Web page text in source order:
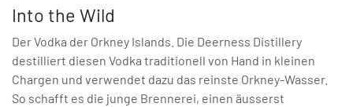
Into the Wild
Der Vodka der Orkney Islands. Die Deerness Distillery
destilliert diesen Vodka traditionell von Hand in kleinen
Chargen und verwendet dazu das reinste Orkney-Wasser.
So schafft es die junge Brennerei, einen äusserst